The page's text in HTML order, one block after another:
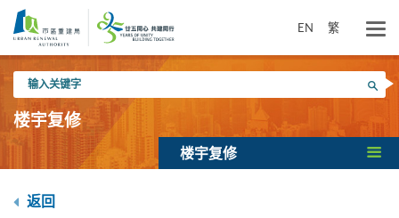
内
EN 繁
入
关
键
搜寻
楼宇复修
楼宇复修
返回